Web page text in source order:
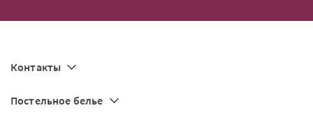
Контакты
Постельное белье